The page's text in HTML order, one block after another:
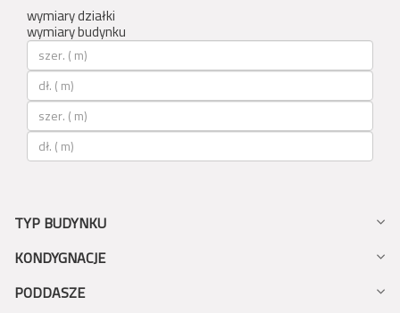
wymiary działki
wymiary budynku
TYP BUDYNKU
KONDYGNACJE
PODDASZE